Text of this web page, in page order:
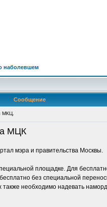
наболевшем
Сообщение
МКЦ.
МЦК
мэра и правительства Москвы.
площадке. Для
без специальной
необходимо надевать